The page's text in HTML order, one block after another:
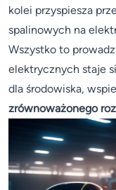
kolei przyspiesza
spalinowych na
Wszystko to
elektrycznych staje
dla środowiska,
zrównoważonego